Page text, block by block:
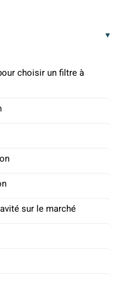
choisir un filtre à
sur le marché